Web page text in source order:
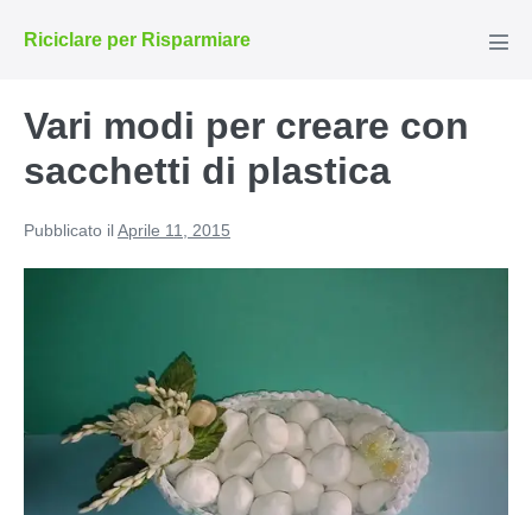
Riciclare per Risparmiare
Vari modi per creare con
sacchetti di plastica
Pubblicato ilAprile 11, 2015